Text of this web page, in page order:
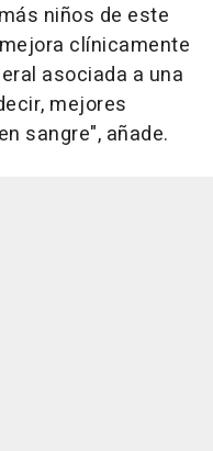
niños de este
clínicamente
asociada a una
mejores
sangre", añade.